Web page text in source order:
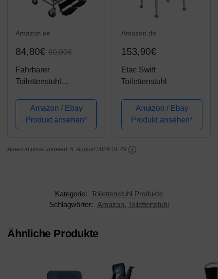
Amazon.de
84,80€ 90,00€
Fahrbarer
Toilettenstuhl
Trendmobil auf Rollen
NEU für die
professionelle Pflege
Amazon / Ebay
Produkt ansehen*
Amazon.de
153,90€
Etac Swift
Toilettenstuhl
Amazon / Ebay
Produkt ansehen*
Amazon price updated: 6. August 2026 01:49
Kategorie: Toilettenstuhl Produkte
Schlagwörter:
Amazon, Toilettenstuhl
Ähnliche Produkte